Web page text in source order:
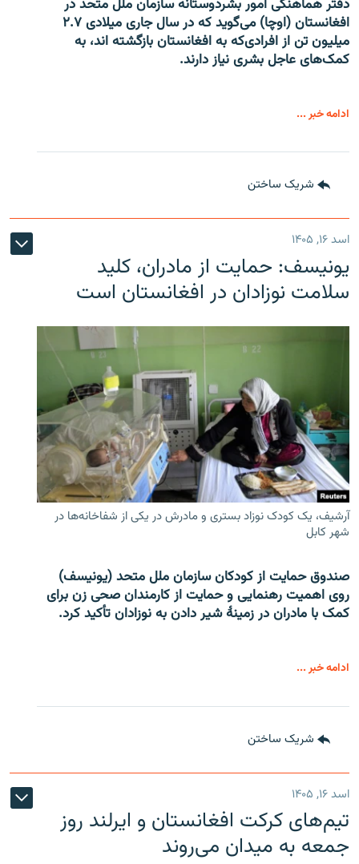
دفتر هماهنگی امور بشردوستانه سازمان ملل متحد در
افغانستان (اوچا) می‌گوید که در سال جاری میلادی ۲.۷
میلیون تن از افرادی‌که به افغانستان بازگشته اند، به
کمک‌های عاجل بشری نیاز دارند.
ادامه خبر ...
شریک ساختن
اسد ۱۶, ۱۴۰۵
یونیسف: حمایت از مادران، کلید
سلامت نوزادان در افغانستان است
آرشیف، یک کودک نوزاد بستری و مادرش در یکی از شفاخانه‌ها در
شهر کابل
صندوق حمایت از کودکان سازمان ملل متحد (یونیسف)
روی اهمیت رهنمایی و حمایت از کارمندان صحی زن برای
کمک با مادران در زمینۀ شیر دادن به نوزادان تأکید کرد.
ادامه خبر ...
شریک ساختن
اسد ۱۶, ۱۴۰۵
تیم‌های کرکت افغانستان و ایرلند روز
جمعه به میدان می‌روند